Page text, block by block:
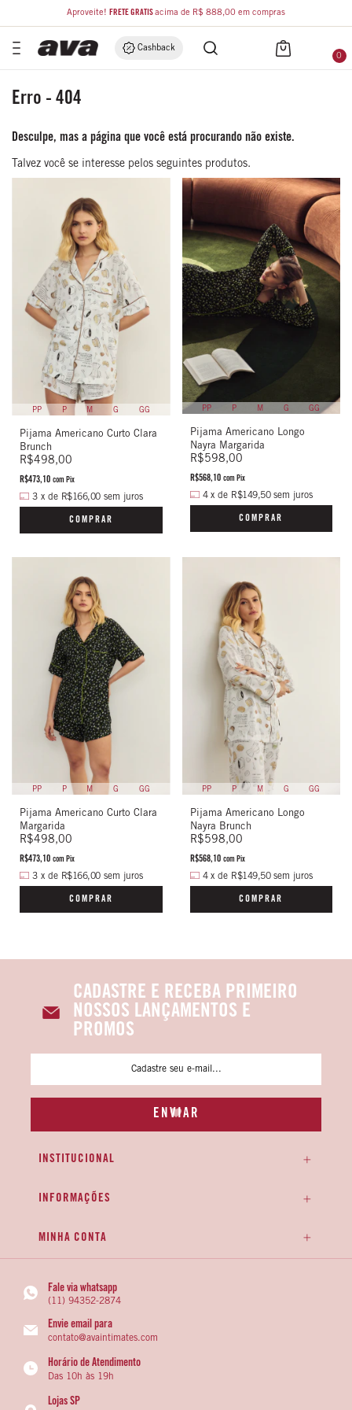
Aproveite! FRETE GRÁTISacima de R$ 888,00 em compras
Cashback
0
Erro - 404
Desculpe, mas a página que você está procurando não existe.
Talvez você se interesse pelos seguintes produtos.
PP P M G GG
Pijama Americano Curto Clara
Brunch
R$498,00
R$473,10 com Pix
3 x de R$166,00 sem juros
COMPRAR
PP P M G GG
Pijama Americano Longo
Nayra Margarida
R$598,00
R$568,10 com Pix
4 x de R$149,50 sem juros
COMPRAR
PP P M G GG
Pijama Americano Curto Clara
Margarida
R$498,00
R$473,10 com Pix
3 x de R$166,00 sem juros
COMPRAR
PP P M G GG
Pijama Americano Longo
Nayra Brunch
R$598,00
R$568,10 com Pix
4 x de R$149,50 sem juros
COMPRAR
CADASTRE E RECEBA PRIMEIRO
NOSSOS LANÇAMENTOS E
PROMOS
INSTITUCIONAL
INFORMAÇÕES
MINHA CONTA
Fale via whatsapp
(11) 94352-2874
Envie email para
contato@avaintimates.com
Horário de Atendimento
Das 10h às 19h
Lojas SP